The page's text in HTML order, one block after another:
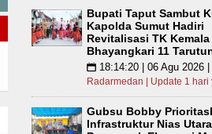
Bupati Taput Sambut
Kapolda Sumut Hadiri
Revitalisasi TK Kemala
Bhayangkari 11
📅 18:14:20 | 06 Agu 2026
Radarmedan | Update 1 hari
Gubsu Bobby
Infrastruktur Nias